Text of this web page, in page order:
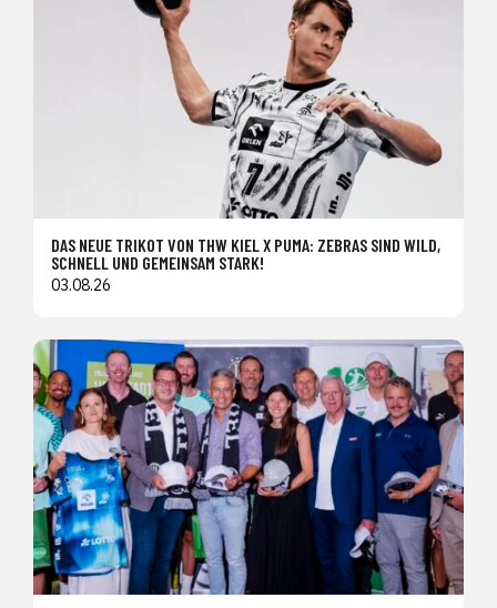
DAS NEUE TRIKOT VON THW KIEL X PUMA: ZEBRAS SIND WILD,
SCHNELL UND GEMEINSAM STARK!
03.08.26